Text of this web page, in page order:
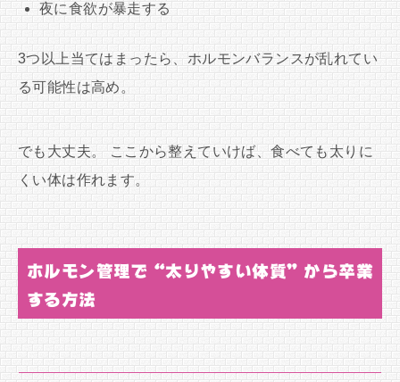
夜に食欲が暴走する
3つ以上当てはまったら、ホルモンバランスが乱れてい
る可能性は高め。
でも大丈夫。 ここから整えていけば、食べても太りに
くい体は作れます。
ホルモン管理で“太りやすい体質”から卒業
する方法